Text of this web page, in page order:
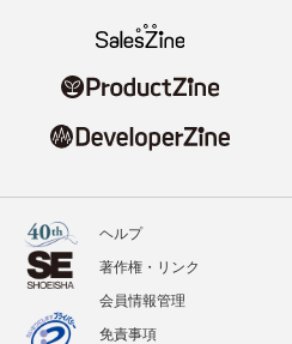
ヘルプ
著作権・リンク
会員情報管理
免責事項